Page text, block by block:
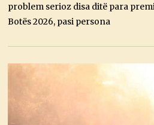
2
0
2
problem serioz disa ditë para
Botës 2026, pasi persona